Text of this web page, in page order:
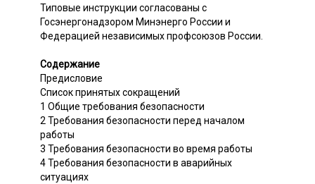
Типовые инструкции согласованы с
Госэнергонадзором Минэнерго России и
Федерацией независимых профсоюзов России.
Содержание
Предисловие
Список принятых сокращений
1 Общие требования безопасности
2 Требования безопасности перед началом
работы
3 Требования безопасности во время работы
4 Требования безопасности в аварийных
ситуациях